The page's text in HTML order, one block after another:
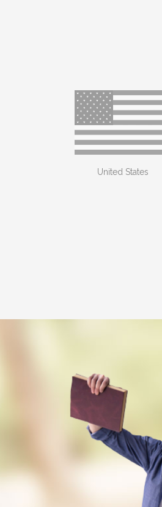
United States